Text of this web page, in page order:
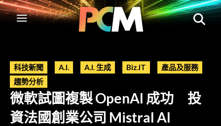
科技新聞 A.I. A.I. 生成 Biz.IT
產品及服務
趨勢分析
微軟試圖複製 OpenAI 成功 投
資法國創業公司 Mistral AI